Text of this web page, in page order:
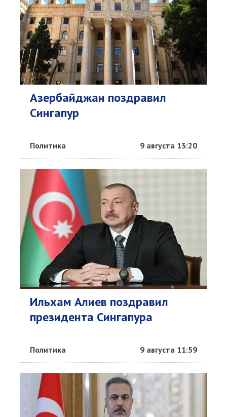
Азербайджан поздравил
Сингапур
Политика 9 августа 13:20
Ильхам Алиев поздравил
президента Сингапура
Политика 9 августа 11:59